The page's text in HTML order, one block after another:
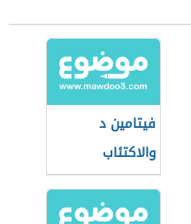
فيتامين د
والاكتئاب